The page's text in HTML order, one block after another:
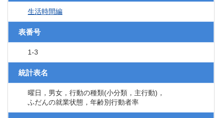
生活時間編
表番号
1-3
統計表名
曜日，男女，行動の種類(小分類，主行動)，
ふだんの就業状態，年齢別行動者率